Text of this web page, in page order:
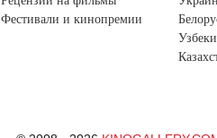
Фестивали и кинопремии